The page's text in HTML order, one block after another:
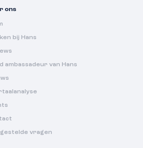
ons
bij Hans
ambassadeur van Hans
vragen